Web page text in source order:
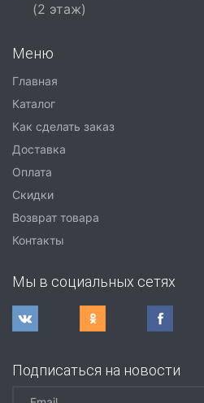
(2 этаж)
Меню
Главная
Каталог
Как сделать заказ
Доставка
Оплата
Скидки
Возврат товара
Контакты
Мы в социальных сетях
Подписаться на новости